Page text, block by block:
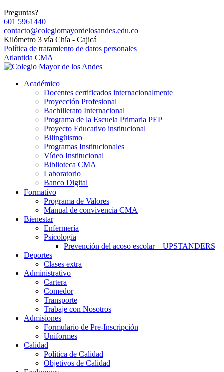
Preguntas?
601 5961440
contacto@colegiomayordelosandes.edu.co
Kilómetro 3 vía Chía - Cajicá
Política de tratamiento de datos personales
Atlantida CMA
Académico
Docentes certificados internacionalmente
Proyección Profesional
Bachillerato Internacional
Programa de la Escuela Primaria PEP
Proyecto Educativo institucional
Bilingüismo
Programas Institucionales
Vídeo Institucional
Biblioteca CMA
Laboratorio
Banco Digital
Formativo
Programa de Valores
Manual de convivencia CMA
Bienestar
Enfermería
Psicología
Prevención del acoso escolar – UPSTANDERS
Deportes
Clases extra
Administrativo
Cartera
Comedor
Transporte
Trabaje con Nosotros
Admisiones
Formulario de Pre-Inscripción
Uniformes
Calidad
Política de Calidad
Objetivos de Calidad